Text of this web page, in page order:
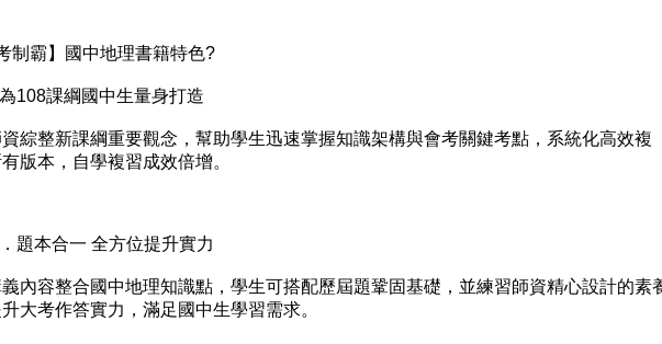
霸】國中地理書籍特色?
課綱國中生量身打造
整新課綱重要觀念，幫助學生迅速掌握知識架構與會考關鍵考點，系統化高效複
版本，自學複習成效倍增。
本合一 全方位提升實力
容整合國中地理知識點，學生可搭配歷屆題鞏固基礎，並練習師資精心設計的素
大考作答實力，滿足國中生學習需求。